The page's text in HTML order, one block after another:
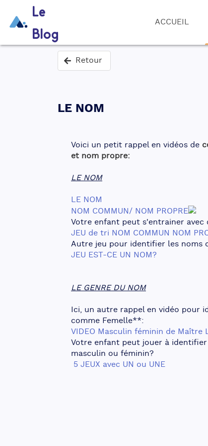
Le
Blog
ACCUEIL
Retour
LE NOM
Voici un petit rappel en vidéos de
et nom propre:
LE NOM
LE NOM
NOM COMMUN/ NOM PROPRE
Votre enfant peut s'entrainer avec
JEU de tri NOM COMMUN NOM
Autre jeu pour identifier les noms
JEU EST-CE UN NOM?
LE GENRE DU NOM
Ici, un autre rappel en vidéo pour
comme Femelle**:
VIDEO Masculin féminin de Maître
Votre enfant peut jouer à
masculin ou féminin?
5 JEUX avec UN ou UNE